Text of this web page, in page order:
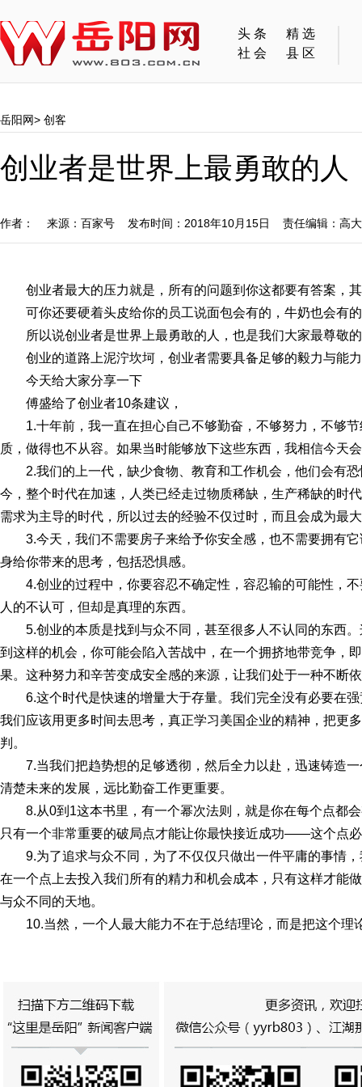
头条
精选
社会
县区
岳阳网> 创客
创业者是世界上最勇敢的人
作者： 来源：百家号 发布时间：2018年10月15日 责任编辑：高
创业者最大的压力就是，所有的问题到你这都要有答案，
可你还要硬着头皮给你的员工说面包会有的，牛奶也会有
所以说创业者是世界上最勇敢的人，也是我们大家最尊敬
创业的道路上泥泞坎坷，创业者需要具备足够的毅力与能
今天给大家分享一下
傅盛给了创业者10条建议，
1.十年前，我一直在担心自己不够勤奋，不够努力，不够
质，做得也不从容。如果当时能够放下这些东西，我相信今天
2.我们的上一代，缺少食物、教育和工作机会，他们会有
今，整个时代在加速，人类已经走过物质稀缺，生产稀缺的时
需求为主导的时代，所以过去的经验不仅过时，而且会成为最
3.今天，我们不需要房子来给予你安全感，也不需要拥有
身给你带来的思考，包括恐惧感。
4.创业的过程中，你要容忍不确定性，容忍输的可能性，
人的不认可，但却是真理的东西。
5.创业的本质是找到与众不同，甚至很多人不认同的东西
到这样的机会，你可能会陷入苦战中，在一个拥挤地带竞争，
果。这种努力和辛苦变成安全感的来源，让我们处于一种不断
6.这个时代是快速的增量大于存量。我们完全没有必要在
我们应该用更多时间去思考，真正学习美国企业的精神，把更
判。
7.当我们把趋势想的足够透彻，然后全力以赴，迅速铸造
清楚未来的发展，远比勤奋工作更重要。
8.从0到1这本书里，有一个幂次法则，就是你在每个点都
只有一个非常重要的破局点才能让你最快接近成功——这个点
9.为了追求与众不同，为了不仅仅只做出一件平庸的事情
在一个点上去投入我们所有的精力和机会成本，只有这样才能
与众不同的天地。
10.当然，一个人最大能力不在于总结理论，而是把这个理